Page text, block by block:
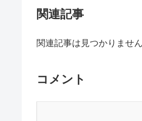
関連記事
関連記事は見つかりません
コメント